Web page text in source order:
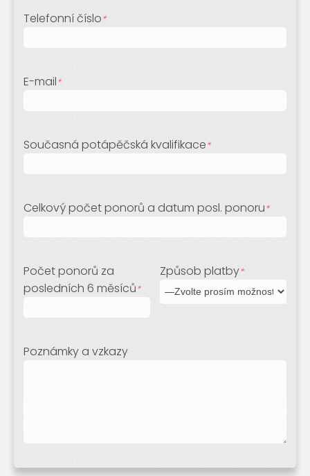
Telefonní číslo*
E-mail*
Současná potápěčská kvalifikace*
Celkový počet ponorů a datum posl. ponoru*
Počet ponorů za
posledních 6 měsíců*
Způsob platby*
Poznámky a vzkazy